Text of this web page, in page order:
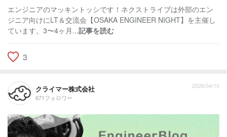
エンジニアのマッキントッシです！ネクストライブは外部のエン
ジニア向けにLT＆交流会【OSAKA ENGINEER NIGHT】を主催し
ています。3〜4ヶ月...記事を読む
3
クライマー株式会社
671フォロワー
2026/04/10